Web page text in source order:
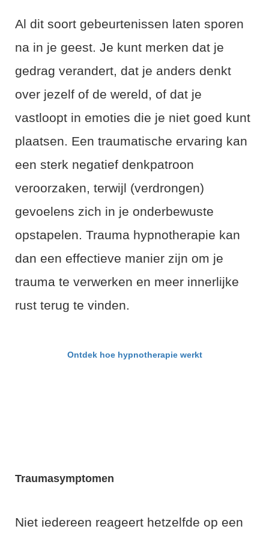
Al dit soort gebeurtenissen laten sporen
na in je geest. Je kunt merken dat je
gedrag verandert, dat je anders denkt
over jezelf of de wereld, of dat je
vastloopt in emoties die je niet goed kunt
plaatsen. Een traumatische ervaring kan
een sterk negatief denkpatroon
veroorzaken, terwijl (verdrongen)
gevoelens zich in je onderbewuste
opstapelen. Trauma hypnotherapie kan
dan een effectieve manier zijn om je
trauma te verwerken en meer innerlijke
rust terug te vinden.
Ontdek hoe hypnotherapie werkt
Traumasymptomen
Niet iedereen reageert hetzelfde op een